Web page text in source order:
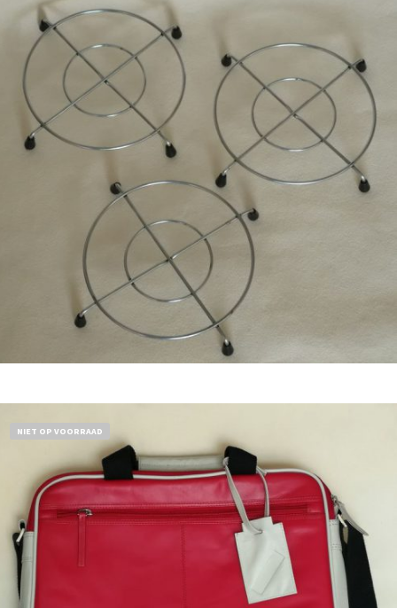
€11,50
NIET OP VOORRAAD